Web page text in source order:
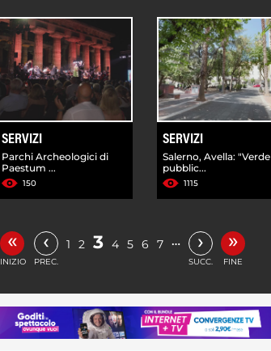
SERVIZI
Parchi Archeologici di
Paestum ...
150
SERVIZI
Salerno, Avella: "Verde
pubblic...
1115
«
INIZIO
‹
PREC.
1 2 3 4 5 6 7 … ›
SUCC.
»
FINE